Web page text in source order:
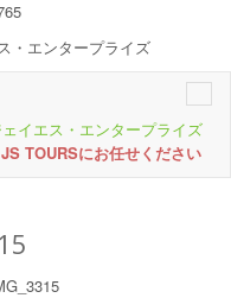
・エンタープライズ
TOURSにお任せください